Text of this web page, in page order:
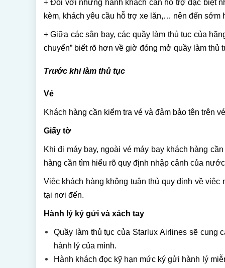
+ Đối với những hành khách cần hỗ trợ đặc biệt
kèm, khách yêu cầu hỗ trợ xe lăn,… nên đến
+ Giữa các sân bay, các quầy làm thủ tục của
chuyển” biết rõ hơn về giờ đóng mở quầy làm thủ
Trước khi làm thủ tục
Vé
Khách hàng cần kiểm tra vé và đảm bảo tên trên
Giấy tờ
Khi đi máy bay, ngoài vé máy bay khách hàng
hàng cần tìm hiểu rõ quy định nhập cảnh của
Việc khách hàng không tuân thủ quy định về
tại nơi đến.
Hành lý ký gửi và xách tay
Quầy làm thủ tục của Starlux Airlines sẽ cung
hành lý của mình.
Hành khách đọc kỹ hạn mức ký gửi hành lý